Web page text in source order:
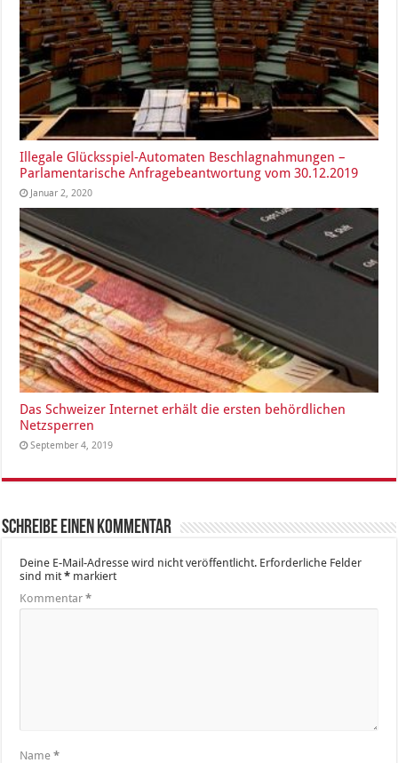
Illegale Glücksspiel-Automaten Beschlagnahmungen –
Parlamentarische Anfragebeantwortung vom 30.12.2019
Januar 2, 2020
Das Schweizer Internet erhält die ersten behördlichen
Netzsperren
September 4, 2019
Schreibe einen Kommentar
Deine E-Mail-Adresse wird nicht veröffentlicht. Erforderliche Felder
sind mit* markiert
Kommentar*
Name*